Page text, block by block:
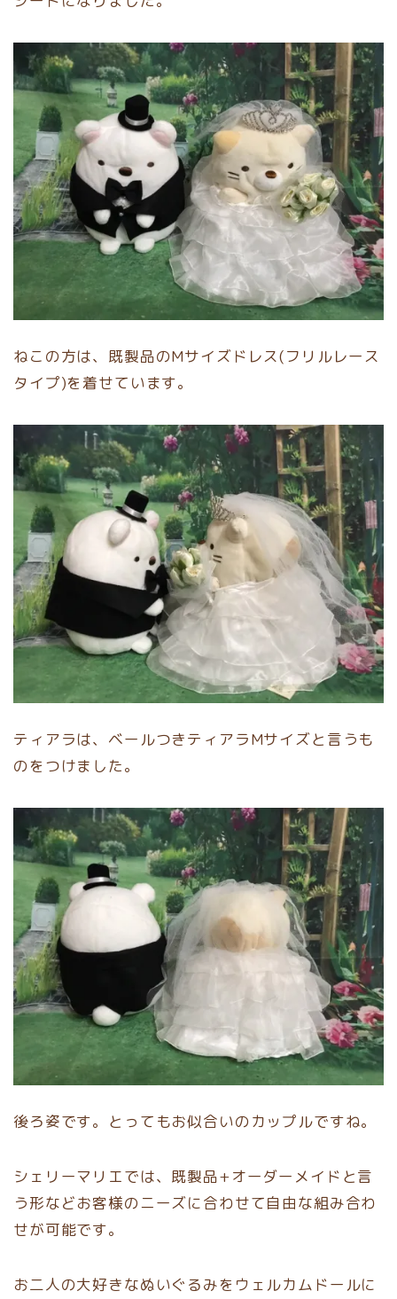
ねこの方は、既製品のMサイズドレス(フリルレース
タイプ)を着せています。
ティアラは、ベールつきティアラMサイズと言うも
のをつけました。
後ろ姿です。とってもお似合いのカップルですね。
シェリーマリエでは、既製品+オーダーメイドと言
う形などお客様のニーズに合わせて自由な組み合わ
せが可能です。
お二人の大好きなぬいぐるみをウェルカムドールに